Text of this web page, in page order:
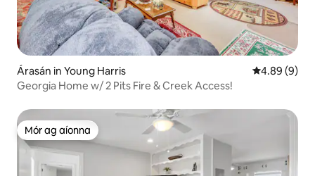
Árasán in Young Harris Meánrátáil
4.89 (9)
Georgia Home w/ 2 Pits Fire & Creek Access!
Mór ag aíonna
Mór ag aíonna